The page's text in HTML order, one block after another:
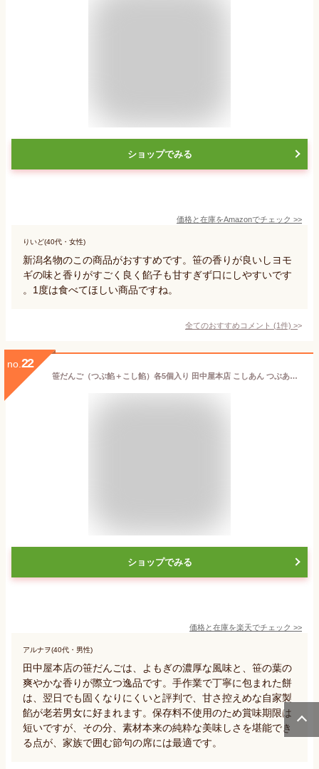
ショップでみる
価格と在庫をAmazonでチェック >>
りいど(40代・女性)
新潟名物のこの商品がおすすめです。笹の香りが良いしヨモ
ギの味と香りがすごく良く餡子も甘すぎず口にしやすいです
。1度は食べてほしい商品ですね。
全てのおすすめコメント (1件) >
no. 22
笹だんご（つぶ餡＋こし餡）各5個入り 田中屋本店 こしあん つぶあん よもぎ 秘密のケンミンショー モーニングバードで紹介 笹団子 手作業 保存料・防腐剤不使用 新潟土産 新潟県 生産者直送 お取り寄せ ギフト プレゼント 贈り物 送料無料
ショップでみる
価格と在庫を楽天でチェック >>
アルナヲ(40代・男性)
田中屋本店の笹だんごは、よもぎの濃厚な風味と、笹の葉の
爽やかな香りが際立つ逸品です。手作業で丁寧に包まれた餅
は、翌日でも固くなりにくいと評判で、甘さ控えめな自家製
餡が老若男女に好まれます。保存料不使用のため賞味期限は
短いですが、その分、素材本来の純粋な美味しさを堪能でき
る点が、家族で囲む節句の席には最適です。